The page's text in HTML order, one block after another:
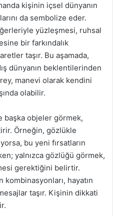
kişinin içsel dünyanın
da sembolize eder.
yüzleşmesi, ruhsal
bir farkındalık
taşır. Bu aşamada,
dünyanın beklentilerinden
manevi olarak kendini
olabilir.
başka objeler görmek,
Örneğin, gözlükle
bu yeni fırsatların
yalnızca gözlüğü görmek,
gerektiğini belirtir.
hayatın
taşır. Kişinin dikkati